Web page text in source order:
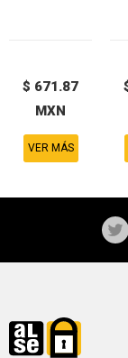
$ 671.87
MXN
VER MÁS